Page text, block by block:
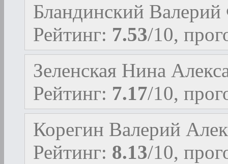
Бландинский
Рейтинг: 7.53/10,
Зеленская Нина
Рейтинг: 7.17/10,
Корегин Валерий
Рейтинг: 8.13/10,